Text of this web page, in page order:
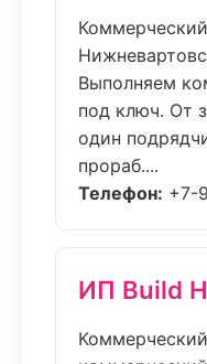
Выполняем
под ключ. От
один
прораб....
Телефон: +7-
ИП Build